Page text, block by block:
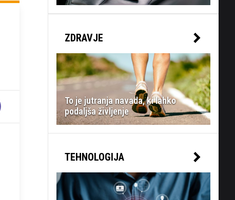
ZDRAVJE
To je jutranja navada, ki lahko
podaljša življenje
TEHNOLOGIJA